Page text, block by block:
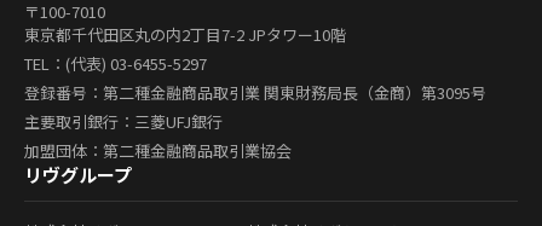
〒100-7010
東京都千代田区丸の内2丁目7-2 JPタワー10階
TEL：(代表) 03-6455-5297
登録番号：第二種金融商品取引業 関東財務局長（金商）第3095号
主要取引銀行：三菱UFJ銀行
加盟団体：第二種金融商品取引業協会
リヴグループ